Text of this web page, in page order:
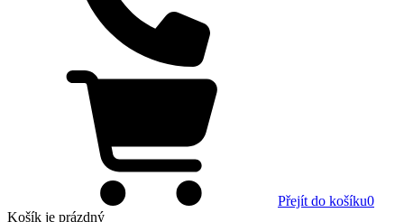
Přejít do košíku0
Košík je prázdný